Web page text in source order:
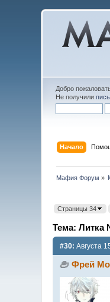
Добро
Не получили
Начало
Мафия Форум »
Страницы 34
Тема: Литка
#30: Августа
Фрей